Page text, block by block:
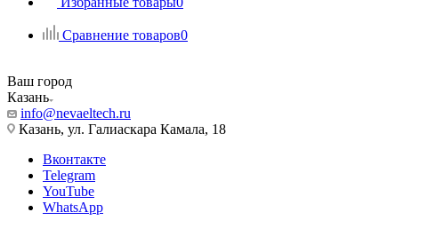
Сравнение товаров0
Ваш город
Казань
info@nevaeltech.ru
Казань, ул. Галиаскара Камала, 18
Вконтакте
Telegram
YouTube
WhatsApp